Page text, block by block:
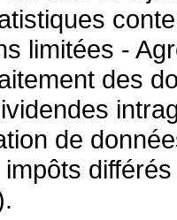
limitées -
des
de